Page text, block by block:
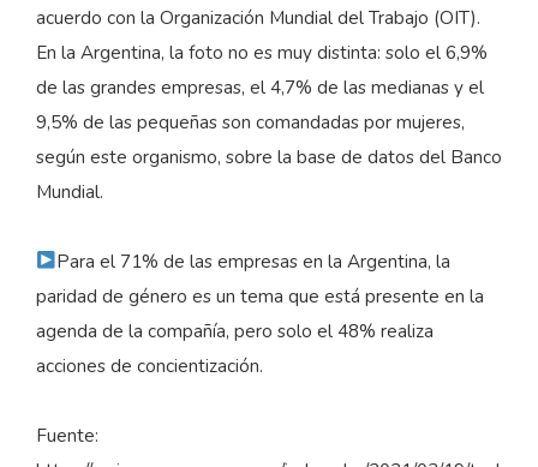
acuerdo con la Organización Mundial del Trabajo (OIT).
En la Argentina, la foto no es muy distinta: solo el 6,9%
de las grandes empresas, el 4,7% de las medianas y el
9,5% de las pequeñas son comandadas por mujeres,
según este organismo, sobre la base de datos del Banco
Mundial.
Para el 71% de las empresas en la Argentina, la
paridad de género es un tema que está presente en la
agenda de la compañía, pero solo el 48% realiza
acciones de concientización.
Fuente: